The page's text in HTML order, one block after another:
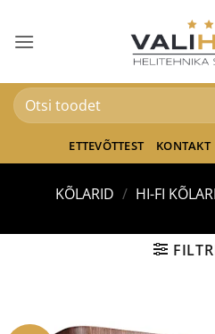
content
Otsi:
ETTEVÕTTEST KONTAKT
KÕLARID / HI-FI